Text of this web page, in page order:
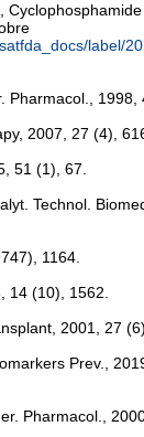
label/
Pharmacol., 1998,
2007, 27 (4),
51 (1), 67.
Technol.
1164.
14 (10), 1562.
2001, 27
Prev.,
Pharmacol.,